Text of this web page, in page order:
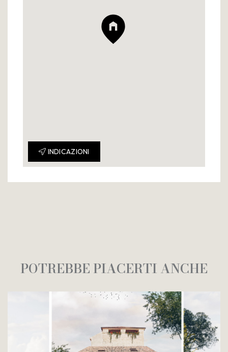
INDICAZIONI
POTREBBE PIACERTI ANCHE